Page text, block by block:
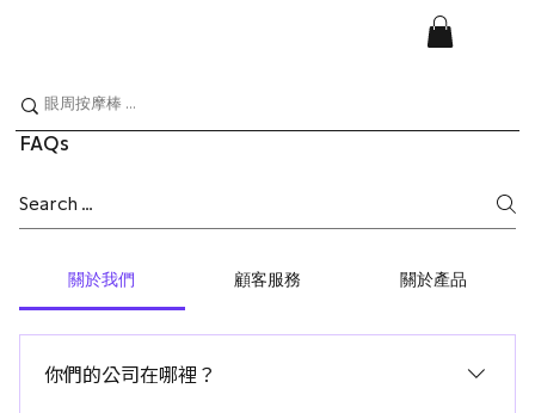
FAQs
關於我們 顧客服務 關於產品
你們的公司在哪裡？